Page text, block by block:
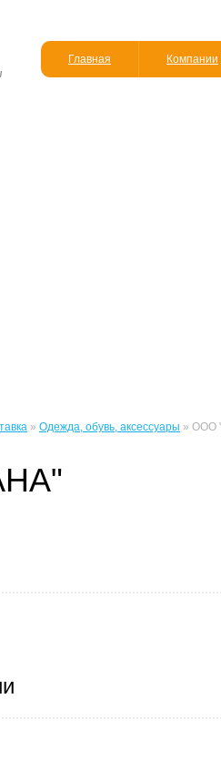
Главная Компании
» Одежда, обувь, аксессуары » ООО